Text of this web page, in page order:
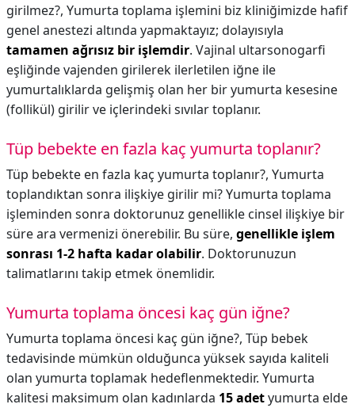
girilmez?, Yumurta toplama işlemini biz kliniğimizde hafif
genel anestezi altında yapmaktayız; dolayısıyla
tamamen ağrısız bir işlemdir. Vajinal ultarsonogarfi
eşliğinde vajenden girilerek ilerletilen iğne ile
yumurtalıklarda gelişmiş olan her bir yumurta kesesine
(follikül) girilir ve içlerindeki sıvılar toplanır.
Tüp bebekte en fazla kaç yumurta toplanır?
Tüp bebekte en fazla kaç yumurta toplanır?, Yumurta
toplandıktan sonra ilişkiye girilir mi? Yumurta toplama
işleminden sonra doktorunuz genellikle cinsel ilişkiye bir
süre ara vermenizi önerebilir. Bu süre, genellikle işlem
sonrası 1-2 hafta kadar olabilir. Doktorunuzun
talimatlarını takip etmek önemlidir.
Yumurta toplama öncesi kaç gün iğne?
Yumurta toplama öncesi kaç gün iğne?, Tüp bebek
tedavisinde mümkün olduğunca yüksek sayıda kaliteli
olan yumurta toplamak hedeflenmektedir. Yumurta
kalitesi maksimum olan kadınlarda 15 adetyumurta elde